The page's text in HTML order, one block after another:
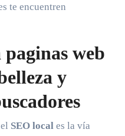
te encuentren
web
y
SEO locales la vía